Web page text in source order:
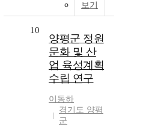
보기
10
양평군 정원
문화 및 산
업 육성계획
수립 연구
이동하
경기도 양평
군